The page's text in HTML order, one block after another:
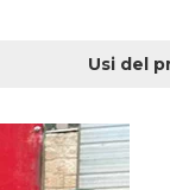
Usi del